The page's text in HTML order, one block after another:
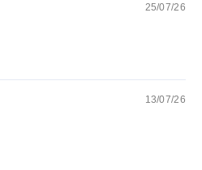
25/07/26
13/07/26